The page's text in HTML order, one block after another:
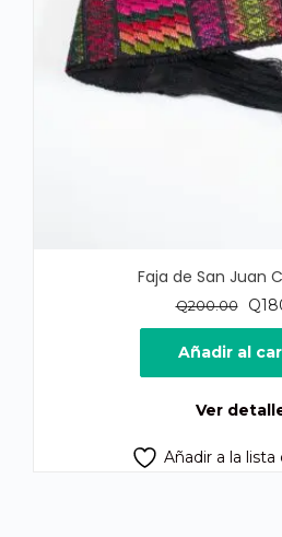
Faja de San Juan
Q200.00
El
era:
Q
Añadir al
Ver
Añadir a la